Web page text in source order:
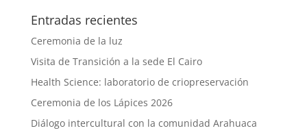
Entradas recientes
Ceremonia de la luz
Visita de Transición a la sede El Cairo
Health Science: laboratorio de criopreservación
Ceremonia de los Lápices 2026
Diálogo intercultural con la comunidad Arahuaca